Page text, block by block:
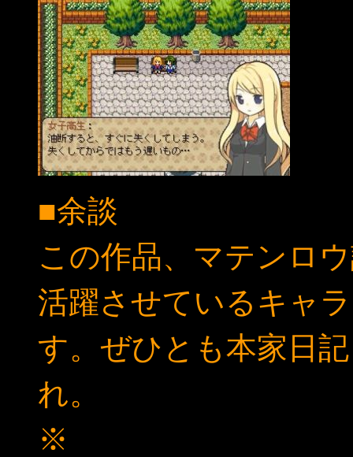
■余談
この作品、マテンロ
活躍させているキャ
す。ぜひとも本家日
れ。
※